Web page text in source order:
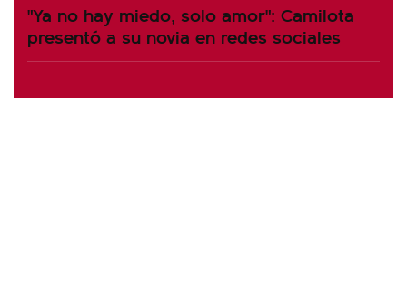
"Ya no hay miedo, solo amor": Camilota
presentó a su novia en redes sociales